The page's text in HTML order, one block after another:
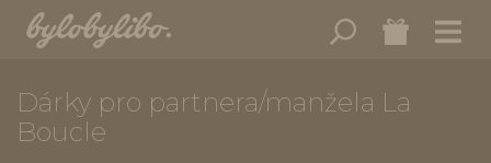
Dárky pro partnera/manžela La
Boucle